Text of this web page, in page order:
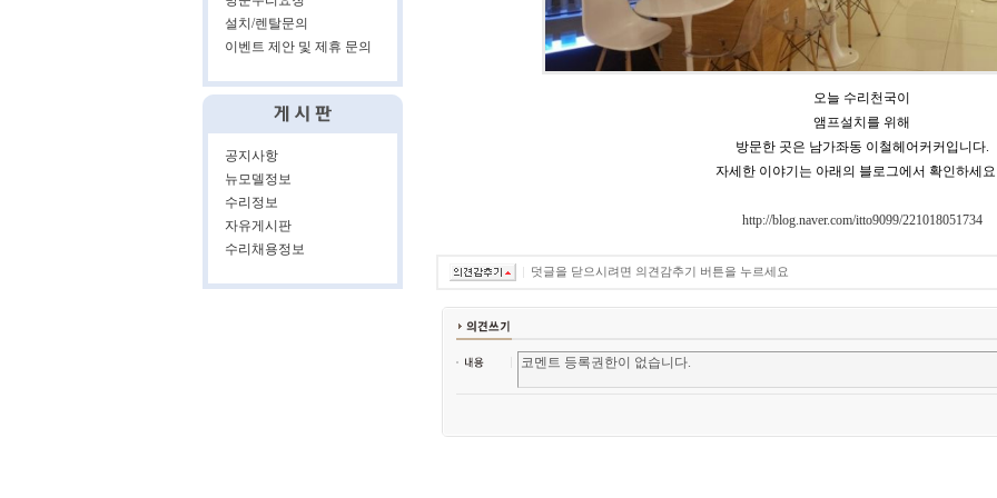
설치/렌탈문의
이벤트 제안 및 제휴 문의
공지사항
뉴모델정보
수리정보
자유게시판
수리채용정보
오늘 수리천국이
앰프설치를 위해
방문한 곳은 남가좌동 이철헤어커커입니다.
자세한 이야기는 아래의 블로그에서 확인하세
http://blog.naver.com/itto9099/221018051734
덧글을 닫으시려면 의견감추기 버튼을 누르세요